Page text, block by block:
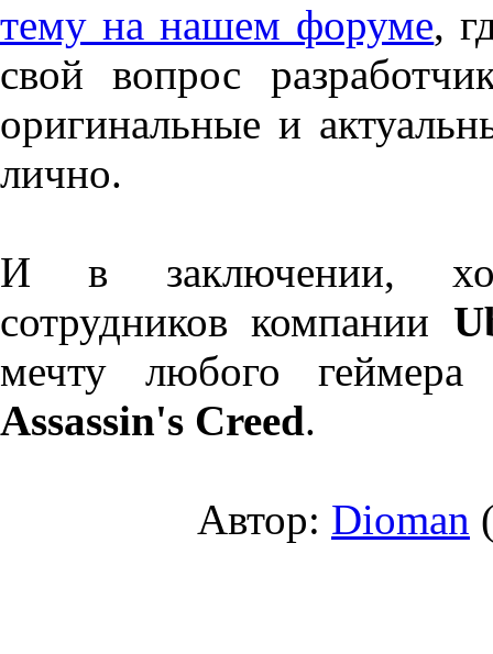
тему на нашем форуме,
свой вопрос
оригинальные и
лично.
И в заключении,
сотрудников компании
мечту любого
Assassin's Creed.
Автор: Dioman